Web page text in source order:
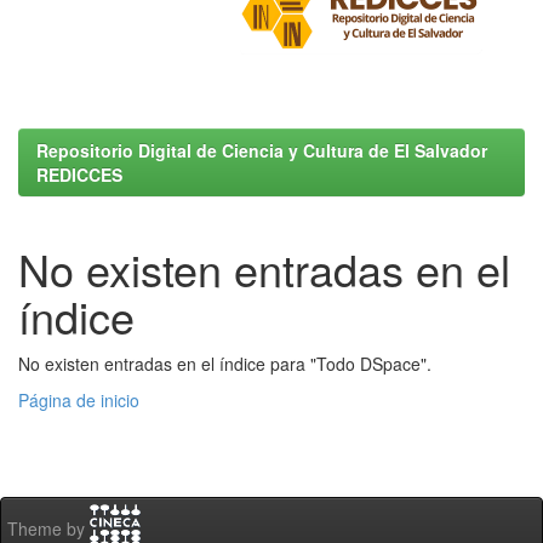
Repositorio Digital de Ciencia y Cultura de El Salvador
REDICCES
No existen entradas en el
índice
No existen entradas en el índice para "Todo DSpace".
Página de inicio
Theme by